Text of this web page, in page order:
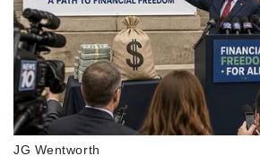
Thế giới thể thao
eSports
Hậu trường
Tư vấn